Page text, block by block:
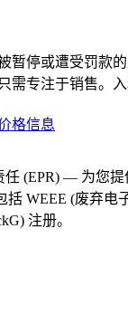
暂停或遭受罚款
需专注于销售。入
格信息
任 (EPR) — 为您
括 WEEE (废弃电
注册。